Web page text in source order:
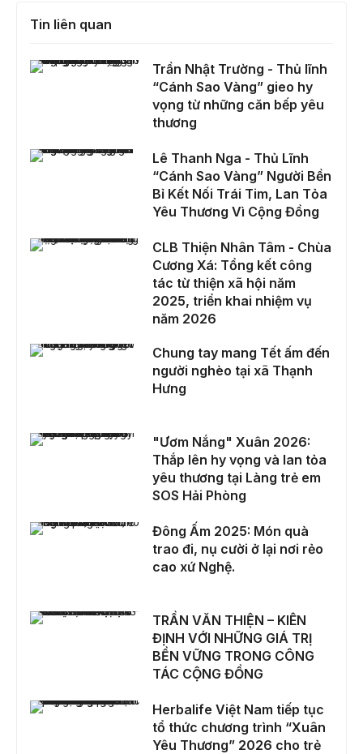
Tin liên quan
Trần Nhật Trường - Thủ lĩnh “Cánh Sao Vàng” gieo hy vọng từ những căn bếp yêu thương
Trần Nhật Trường - Thủ lĩnh
“Cánh Sao Vàng” gieo hy
vọng từ những căn bếp yêu
thương
Lê Thanh Nga - Thủ Lĩnh “Cánh Sao Vàng” Người Bền Bỉ Kết Nối Trái Tim, Lan Tỏa Yêu Thương Vì Cộng Đồng
Lê Thanh Nga - Thủ Lĩnh
“Cánh Sao Vàng” Người Bền
Bỉ Kết Nối Trái Tim, Lan Tỏa
Yêu Thương Vì Cộng Đồng
CLB Thiện Nhân Tâm - Chùa Cương Xá: Tổng kết công tác từ thiện xã hội năm 2025, triển khai nhiệm vụ năm 2026
CLB Thiện Nhân Tâm - Chùa
Cương Xá: Tổng kết công
tác từ thiện xã hội năm
2025, triển khai nhiệm vụ
năm 2026
Chung tay mang Tết ấm đến người nghèo tại xã Thạnh Hưng
Chung tay mang Tết ấm đến
người nghèo tại xã Thạnh
Hưng
"Ươm Nắng" Xuân 2026: Thắp lên hy vọng và lan tỏa yêu thương tại Làng trẻ em SOS Hải Phòng
"Ươm Nắng" Xuân 2026:
Thắp lên hy vọng và lan tỏa
yêu thương tại Làng trẻ em
SOS Hải Phòng
Đông Ấm 2025: Món quà trao đi, nụ cười ở lại nơi rẻo cao xứ Nghệ.
Đông Ấm 2025: Món quà
trao đi, nụ cười ở lại nơi rẻo
cao xứ Nghệ.
TRẦN VĂN THIỆN – KIÊN ĐỊNH VỚI NHỮNG GIÁ TRỊ BỀN VỮNG TRONG CÔNG TÁC CỘNG ĐỒNG
TRẦN VĂN THIỆN – KIÊN
ĐỊNH VỚI NHỮNG GIÁ TRỊ
BỀN VỮNG TRONG CÔNG
TÁC CỘNG ĐỒNG
Herbalife Việt Nam tiếp tục tổ thức chương trình “Xuân Yêu Thương” 2026 cho trẻ em và người cao tuổi có hoàn cảnh khó khăn tại các Trung tâm Casa Herbalife trên toàn quốc
Herbalife Việt Nam tiếp tục
tổ thức chương trình “Xuân
Yêu Thương” 2026 cho trẻ